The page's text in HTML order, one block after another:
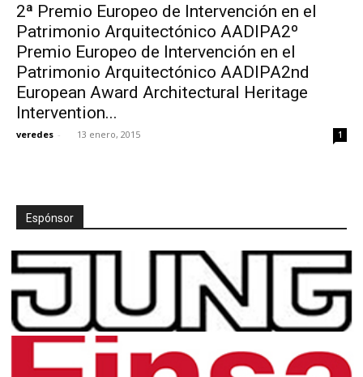
2ª Premio Europeo de Intervención en el
Patrimonio Arquitectónico AADIPA2º
Premio Europeo de Intervención en el
Patrimonio Arquitectónico AADIPA2nd
European Award Architectural Heritage
Intervention...
veredes - 13 enero, 2015 1
Espónsor